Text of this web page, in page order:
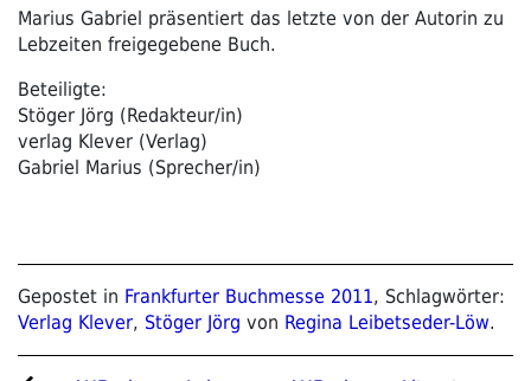
Marius Gabriel präsentiert das letzte von der Autorin zu
Lebzeiten freigegebene Buch.
Beteiligte:
Stöger Jörg (Redakteur/in)
verlag Klever (Verlag)
Gabriel Marius (Sprecher/in)
Gepostet in Frankfurter Buchmesse 2011, Schlagwörter:
Verlag Klever, Stöger Jörg von Regina Leibetseder-Löw.